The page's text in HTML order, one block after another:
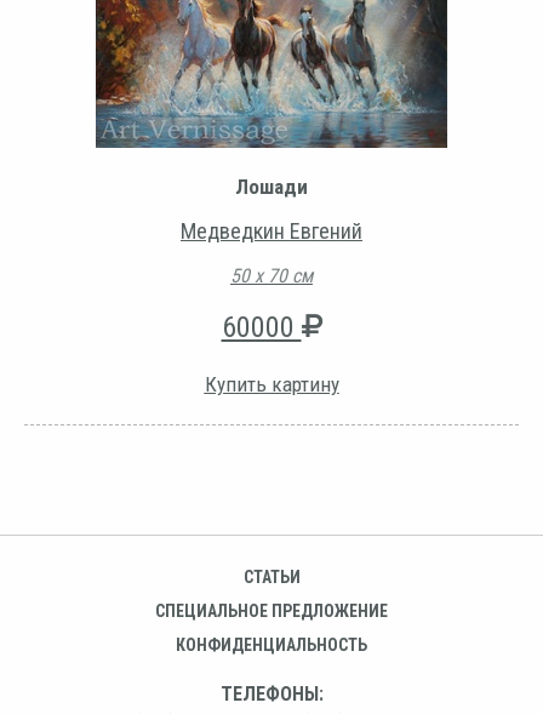
Лошади
Медведкин Евгений
50 х 70 см
60000
Купить картину
СТАТЬИ
СПЕЦИАЛЬНОЕ ПРЕДЛОЖЕНИЕ
КОНФИДЕНЦИАЛЬНОСТЬ
ТЕЛЕФОНЫ: